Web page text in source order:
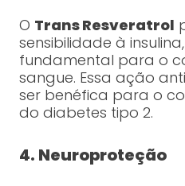
O Trans Resveratrol
sensibilidade à
fundamental para o
sangue. Essa ação
ser benéfica para o
do diabetes tipo 2.
4. Neuroproteção